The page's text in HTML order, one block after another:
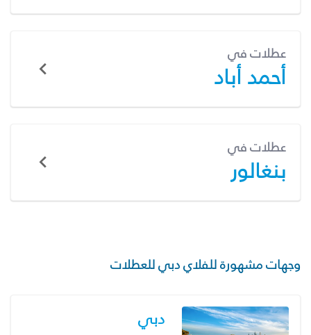
عطلات في
أحمد أباد
عطلات في
بنغالور
وجهات مشهورة للفلاي دبي للعطلات
دبي